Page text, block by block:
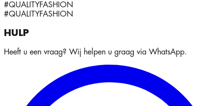
#QUALITYFASHION
#QUALITYFASHION
HULP
Heeft u een vraag? Wij helpen u graag via WhatsApp.